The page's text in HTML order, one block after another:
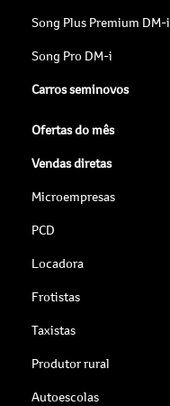
Song Plus Premium DM-i
Song Pro DM-i
Carros seminovos
Ofertas do mês
Vendas diretas
Microempresas
PCD
Locadora
Frotistas
Taxistas
Produtor rural
Autoescolas